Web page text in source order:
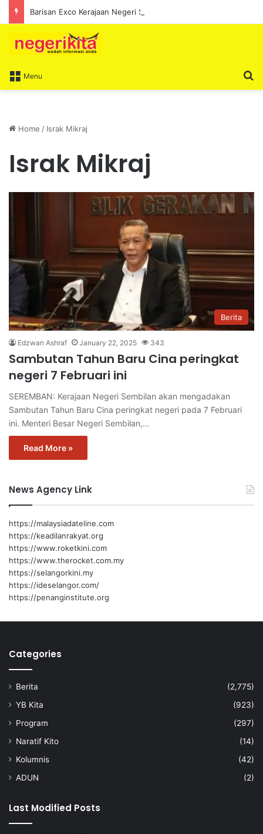
Menu
Home / Israk Mikraj
Israk Mikraj
Berita
Edzwan Ashraf January 22, 2025 343
Sambutan Tahun Baru Cina peringkat
negeri 7 Februari ini
SEREMBAN: Kerajaan Negeri Sembilan akan mengadakan
Sambutan Tahun Baru Cina peringkat negeri pada 7 Februari
ini. Menteri Besar Negeri Sembilan,…
Read More »
News Agency Link
https://malaysiadateline.com
https://keadilanrakyat.org
https://www.roketkini.com
https://www.therocket.com.my
https://selangorkini.my
https://ideselangor.com/
https://penanginstitute.org
Categories
Berita
(2,775)
YB Kita
(923)
Program
(297)
Naratif Kito
(14)
Kolumnis
(42)
ADUN
(2)
Last Modified Posts